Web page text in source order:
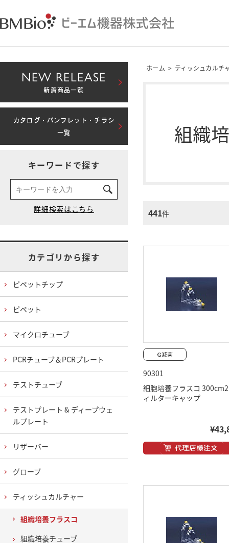
ホーム > ティッシュカルチ
組織
441件
90301
細胞培養フラスコ
ィルターキャップ
NEW RELEASE
新着商品一覧
カタログ・パンフレット・チラシ
一覧
キーワードで探す
カテゴリから探す
ピペットチップ
ピペット
マイクロチューブ
PCRチューブ＆PCRプレート
テストチューブ
テストプレート & ディープウェ
ルプレート
リザーバー
グローブ
ティッシュカルチャー
組織培養フラスコ
組織培養チューブ